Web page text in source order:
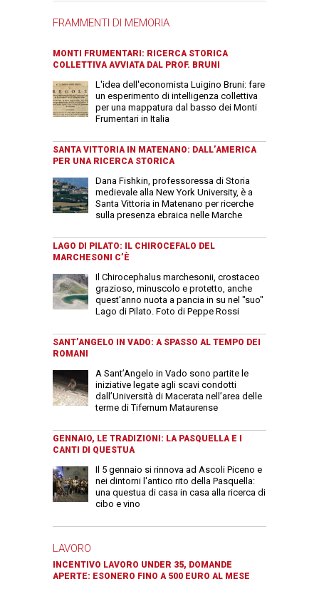
FRAMMENTI DI MEMORIA
MONTI FRUMENTARI: RICERCA STORICA
COLLETTIVA AVVIATA DAL PROF. BRUNI
L'idea dell'economista Luigino Bruni: fare
un esperimento di intelligenza collettiva
per una mappatura dal basso dei Monti
Frumentari in Italia
SANTA VITTORIA IN MATENANO: DALL’AMERICA
PER UNA RICERCA STORICA
Dana Fishkin, professoressa di Storia
medievale alla New York University, è a
Santa Vittoria in Matenano per ricerche
sulla presenza ebraica nelle Marche
LAGO DI PILATO: IL CHIROCEFALO DEL
MARCHESONI C’È
Il Chirocephalus marchesonii, crostaceo
grazioso, minuscolo e protetto, anche
quest'anno nuota a pancia in su nel "suo"
Lago di Pilato. Foto di Peppe Rossi
SANT’ANGELO IN VADO: A SPASSO AL TEMPO DEI
ROMANI
A Sant’Angelo in Vado sono partite le
iniziative legate agli scavi condotti
dall’Università di Macerata nell’area delle
terme di Tifernum Mataurense
GENNAIO, LE TRADIZIONI: LA PASQUELLA E I
CANTI DI QUESTUA
Il 5 gennaio si rinnova ad Ascoli Piceno e
nei dintorni l'antico rito della Pasquella:
una questua di casa in casa alla ricerca di
cibo e vino
LAVORO
INCENTIVO LAVORO UNDER 35, DOMANDE
APERTE: ESONERO FINO A 500 EURO AL MESE